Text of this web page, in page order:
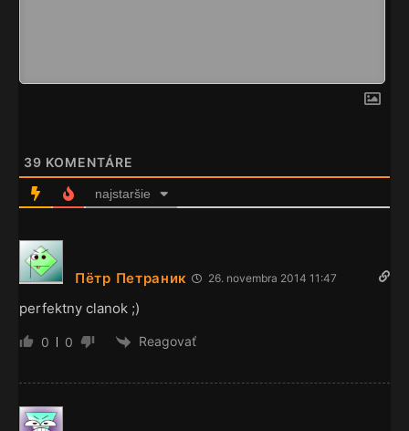
39 KOMENTÁRE
najstaršie
Пётр Петраник 26. novembra 2014 11:47
perfektny clanok ;)
0 0 Reagovať